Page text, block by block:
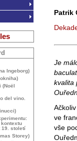
Patrik
Je
kvalita
ve
vše
Ingeborg)
(Noël
del vino.
19. století
Storey)